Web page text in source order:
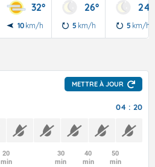
32°
10 km/h
26°
5 km/h
24°
5 km/h
METTRE À JOUR
04 : 20
20
min
30
min
40
min
50
min